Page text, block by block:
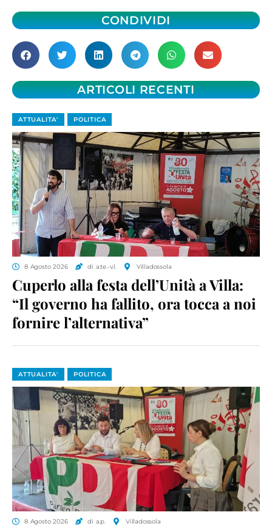
CONDIVIDI
ARTICOLI RECENTI
ATTUALITA' POLITICA
8 Agosto 2026 di a.te.-v.l. Villadossola
Cuperlo alla festa dell’Unità a Villa:
“Il governo ha fallito, ora tocca a noi
fornire l’alternativa”
ATTUALITA' POLITICA
8 Agosto 2026 di a.p. Villadossola